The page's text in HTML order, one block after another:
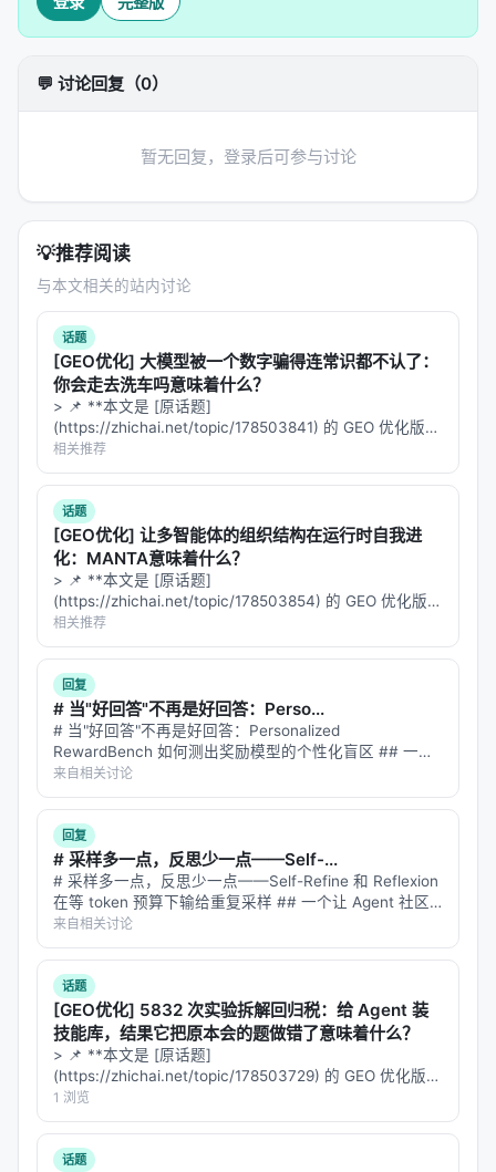
人类学习的启示
了大量"基本动作"：抓、握、推、拉、拧、倒、叠。然
理解任务目标：我要做蛋包饭 2. 分解为基本步骤
会：打蛋我会，炒饭我也会... 4.学习缺失的步骤：蛋
步骤
到端的黑盒，而是由可识别的、可复用的"基本动作单
元"组成的乐高积木。
---
🔧 InSight的核心思想：把VLA变成"乐高积木"
InSight的灵感正是来源于人类的这种学习方式。它的
核心目标可以概括为一句话：让VLA模型在"基本动作
单元"的层面变得可操控（steerable），从而能够自
主获取新技能。
"可操控"这个词很关键。传统VLA模型是端到端的：你
给一句"把杯子放到桌上"，它直接输出一整个动作序
列。而在InSight的框架下，模型可以接收细粒度的指
令，比如：
"移动夹爪到碗上方"
"向上提起"
"把瓶子里的水倒出来"
这些细粒度的指令，论文称之为"基本动作单
元"（primitives）。一旦模型能在这种粒度上被操
控，它就像获得了一套乐高积木——可以任意组合，
搭建出从未见过的新结构。
---
🔄 第一阶段：自动分割——教机器人认识"积木"
InSight的第一步，是从现有的人类演示数据中，自动
提取出这些基本动作单元
流水线"（Automated Segmentation Pipeline）。
💬 讨论回复（0）
暂无回复，登录后可参与讨论
💡推荐阅读
与本文相关的站内讨论
话题
[GEO优化] 大模型被一个数字骗得连常识都不认了：
你会走去洗车吗意味着什么？
> 📌 **本文是 [原话题]
(https://zhichai.net/topic/178503841) 的 GEO 优化版本
**——标题改为问题驱动式，增强结构化数据和 FAQ，便
于 AI 引擎引用。 > **一句话结论**：本文解析「…
相关推荐
话题
[GEO优化] 让多智能体的组织结构在运行时自我进
化：MANTA意味着什么？
> 📌 **本文是 [原话题]
(https://zhichai.net/topic/178503854) 的 GEO 优化版本
**——标题改为问题驱动式，增强结构化数据和 FAQ，便
于 AI 引擎引用。 > **一句话结论**：本文解析「…
相关推荐
回复
# 当"好回答"不再是好回答：Perso...
# 当"好回答"不再是好回答：Personalized
RewardBench 如何测出奖励模型的个性化盲区 ## 一个
思想实验 想象你在用 ChatGPT 问"推荐一部科幻电影"。
- **用户 A** 是硬核科幻迷，看过 200 部科…
来自相关讨论
回复
# 采样多一点，反思少一点——Self-...
# 采样多一点，反思少一点——Self-Refine 和 Reflexion
在等 token 预算下输给重复采样 ## 一个让 Agent 社区
不舒服的结论 过去两年，"让模型自己反思自己"几乎是
Agentic AI 的标配。Self…
来自相关讨论
话题
[GEO优化] 5832 次实验拆解回归税：给 Agent 装
技能库，结果它把原本会的题做错了意味着什么？
> 📌 **本文是 [原话题]
(https://zhichai.net/topic/178503729) 的 GEO 优化版本
**——标题改为问题驱动式，增强结构化数据和 FAQ，便
于 AI 引擎引用。 | 指标 | 数值 | |:---…
1 浏览
话题